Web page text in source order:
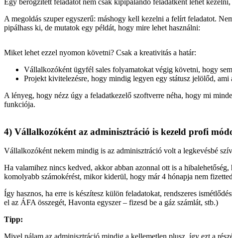
Egy berögzített feladatot nem csak kipipálandó feladatként lehet
A megoldás szuper egyszerű: máshogy kell kezelni a felírt feladatot.
pipálhass ki, de mutatok egy példát, hogy mire lehet használni:
Miket lehet ezzel nyomon követni? Csak a kreativitás a határ:
Vállalkozóként ügyfél sales folyamatokat végig követni, hogy
Projekt kivitelezésre, hogy mindig legyen egy státusz jelölőd,
A lényeg, hogy nézz úgy a feladatkezelő szoftverre néha, hogy mi
funkciója.
4) Vállalkozóként az adminisztráció is kezeld profi
Vállalkozóként nekem mindig is az adminisztráció volt a legkevésbé
Ha valamihez nincs kedved, akkor abban azonnal ott is a
komolyabb számokérést, mikor kiderül, hogy már 4 hónapja nem
Így hasznos, ha erre is készítesz külön feladatokat, rendszeres
el az ÁFA összegét, Havonta egyszer – fizesd be a gáz számlát, stb.)
Tipp: